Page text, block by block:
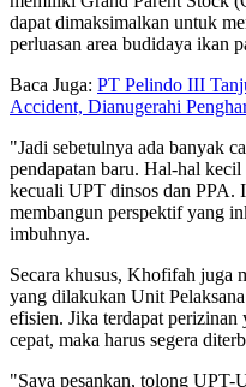
dapat dimaksimalkan untuk
perluasan area budidaya ikan
Baca Juga: PT Pelindo III
Accident, Dianugerahi
"Jadi sebetulnya ada banyak
pendapatan baru. Hal-hal
kecuali UPT dinsos dan PPA.
membangun perspektif yang
imbuhnya.
Secara khusus, Khofifah juga
yang dilakukan Unit
efisien. Jika terdapat perizinan
cepat, maka harus segera
"Saya pesankan, tolong